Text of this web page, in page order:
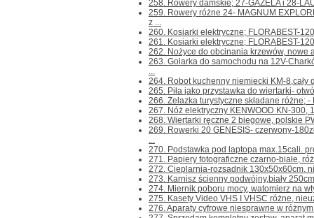
258. Rowery damskie; 27-GAZELA i 28-
259. Rowery różne 24- MAGNUM
z ...
260. Kosiarki elektryczne; FLORABEST-
261. Kosiarki elektryczne; FLORABEST-
262. Nożyce do obcinania krzewów, nowe
263. Golarka do samochodu na 12V-
...
264. Robot kuchenny niemiecki KM-8,cały
265. Piła jako przystawka do wiertarki-
266. Żelazka turystyczne składane różne;
267. Nóż elektryczny KENWOOD KN-300,
268. Wiertarki ręczne 2 biegowe, polskie
269. Rowerki 20 GENESIS- czerwony-
...
270. Podstawka pod laptopa max.15cali.
271. Papiery fotograficzne czarno-białe,
272. Cieplarnia-rozsadnik 130x50x60cm.
273. Karnisz ścienny podwójny,biały
274. Miernik poboru mocy, watomierz na
275. Kasety Video VHS I VHSC różne,
276. Aparaty cyfrowe niesprawne w